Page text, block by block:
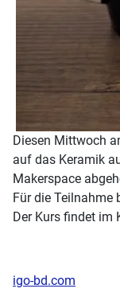
Diesen Mittwoch
auf das Keramik
Makerspace
Für die Teilnahme
Der Kurs findet im
igo-bd.com